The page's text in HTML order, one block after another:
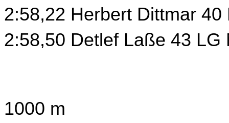
2:58,22 Herbert Dittmar
2:58,50 Detlef Laße 43
1000 m